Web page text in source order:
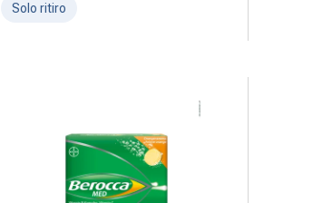
Solo ritiro